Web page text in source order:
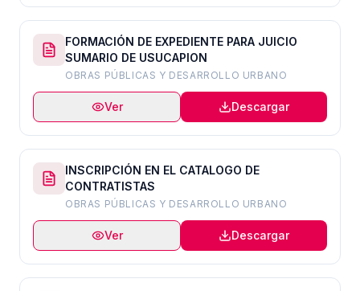
FORMACIÓN DE EXPEDIENTE PARA JUICIO
SUMARIO DE USUCAPION
OBRAS PÚBLICAS Y DESARROLLO URBANO
Ver Descargar
INSCRIPCIÓN EN EL CATALOGO DE
CONTRATISTAS
OBRAS PÚBLICAS Y DESARROLLO URBANO
Ver Descargar